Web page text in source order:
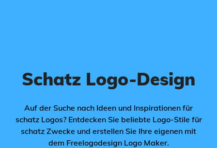
Schatz Logo-Design
Auf der Suche nach Ideen und Inspirationen für
schatz Logos? Entdecken Sie beliebte Logo-Stile für
schatz Zwecke und erstellen Sie Ihre eigenen mit
dem Freelogodesign Logo Maker.